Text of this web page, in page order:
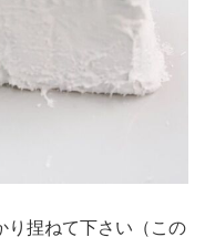
り捏ねて下さい（この